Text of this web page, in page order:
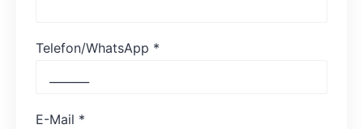
Telefon/WhatsApp *
E-Mail *